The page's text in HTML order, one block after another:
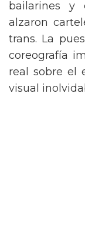
bailarines y
alzaron
trans. La
coreografía
real sobre el
visual